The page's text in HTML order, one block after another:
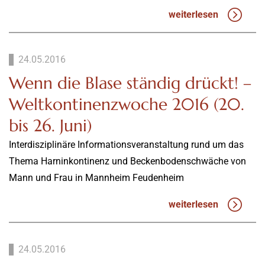
weiterlesen
24.05.2016
Wenn die Blase ständig drückt! –
Weltkontinenzwoche 2016 (20.
bis 26. Juni)
Interdisziplinäre Informationsveranstaltung rund um das
Thema Harninkontinenz und Beckenbodenschwäche von
Mann und Frau in Mannheim Feudenheim
weiterlesen
24.05.2016